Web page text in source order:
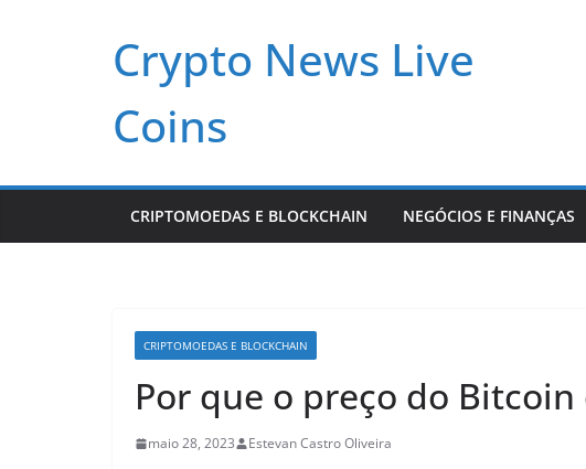
Crypto News Live
Coins
CRIPTOMOEDAS E BLOCKCHAIN NEGÓCIOS E FINANÇAS
CRIPTOMOEDAS E BLOCKCHAIN
Por que o preço do Bitcoin
maio 28, 2023 Estevan Castro Oliveira